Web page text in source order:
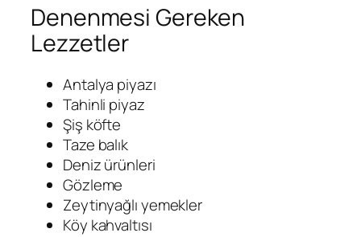
Denenmesi Gereken
Lezzetler
Antalya piyazı
Tahinli piyaz
Şiş köfte
Taze balık
Deniz ürünleri
Gözleme
Zeytinyağlı yemekler
Köy kahvaltısı